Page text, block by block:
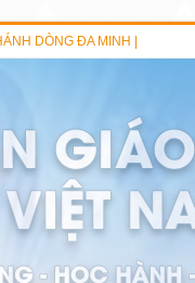
DÒNG ĐA MINH |